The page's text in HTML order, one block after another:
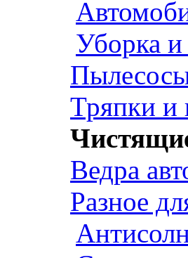
Уборка и
Тряпки и
Ведра
Разное